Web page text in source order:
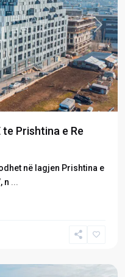
Next
te Prishtina e Re
në lagjen Prishtina e
n ...